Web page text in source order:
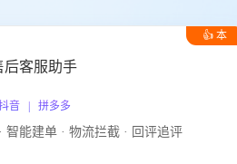
👍 本
后客服助手
音 | 拼多多
售后智能客服 · 智能建单 · 物流拦截 · 回评追评